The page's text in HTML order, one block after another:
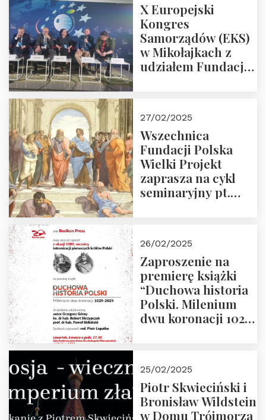
X Europejski
Kongres
Samorządów (EKS)
w Mikołajkach z
udziałem Fundacji
27/02/2025
Wszechnica
Fundacji Polska
Wielki Projekt
zaprasza na cykl
seminaryjny pt.
26/02/2025
Zaproszenie na
premierę książki
“Duchowa historia
Polski. Milenium
dwu koronacji 1025-
2025 r. godz. 17:30,
DAW ul. Miodowa
17/19
25/02/2025
Piotr Skwieciński i
Bronisław Wildstein
w Domu Trójmorza